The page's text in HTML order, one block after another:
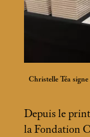
Christelle Téa
Depuis le
la Fondation